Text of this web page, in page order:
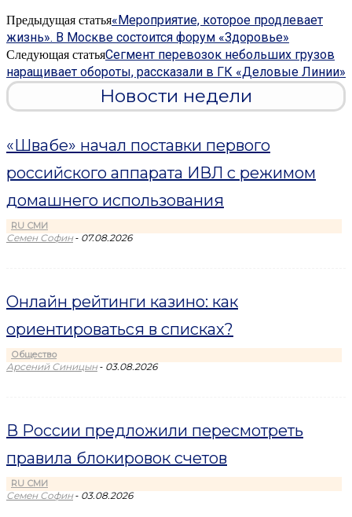
Предыдущая статья«Мероприятие, которое продлевает
жизнь». В Москве состоится форум «Здоровье»
Следующая статьяСегмент перевозок небольших грузов
наращивает обороты, рассказали в ГК «Деловые Линии»
Новости недели
«Швабе» начал поставки первого
российского аппарата ИВЛ с режимом
домашнего использования
RU СМИ
Семен Софин - 07.08.2026
Онлайн рейтинги казино: как
ориентироваться в списках?
Общество
Арсений Синицын - 03.08.2026
В России предложили пересмотреть
правила блокировок счетов
RU СМИ
Семен Софин - 03.08.2026